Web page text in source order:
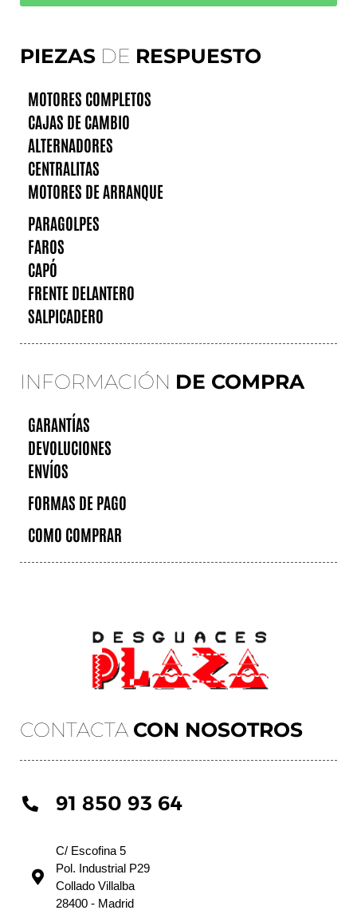
CONTACTA CON NOSOTROS
91 850 93 64
C/ Escofina 5
Pol. Industrial P29
Collado Villalba
28400 - Madrid
PIEZAS DE RESPUESTO
MOTORES COMPLETOS
CAJAS DE CAMBIO
ALTERNADORES
CENTRALITAS
MOTORES DE ARRANQUE
PARAGOLPES
FAROS
CAPÓ
FRENTE DELANTERO
SALPICADERO
INFORMACIÓN DE COMPRA
GARANTÍAS
DEVOLUCIONES
ENVÍOS
FORMAS DE PAGO
COMO COMPRAR